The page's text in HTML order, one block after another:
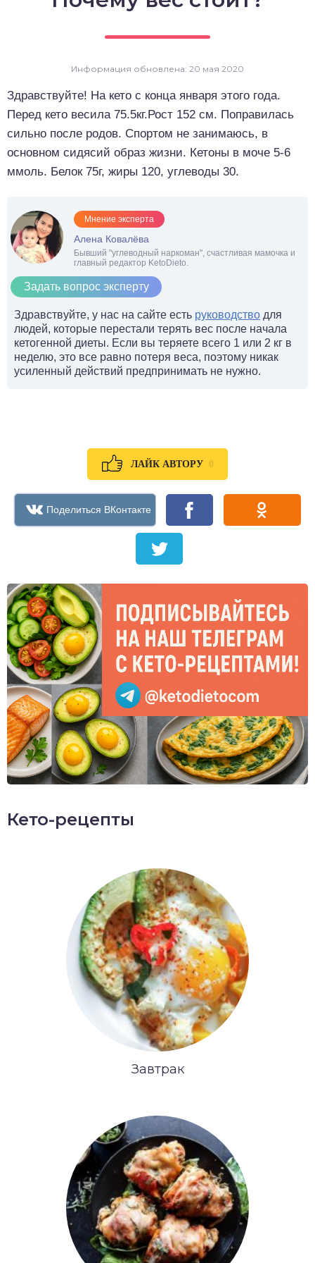
Информация обновлена: 20 мая 2020
Здравствуйте! На кето с конца января этого года.
Перед кето весила 75.5кг.Рост 152 см. Поправилась
сильно после родов. Спортом не занимаюсь, в
основном сидясий образ жизни. Кетоны в моче 5-6
ммоль. Белок 75г, жиры 120, углеводы 30.
Мнение эксперта
Алена Ковалёва
Бывший "углеводный наркоман", счастливая мамочка и
главный редактор KetoDieto.
Задать вопрос эксперту
Здравствуйте, у нас на сайте есть руководство для
людей, которые перестали терять вес после начала
кетогенной диеты. Если вы теряете всего 1 или 2 кг в
неделю, это все равно потеря веса, поэтому никак
усиленный действий предпринимать не нужно.
ЛАЙК АВТОРУ 0
Кето-рецепты
Завтрак
напитки